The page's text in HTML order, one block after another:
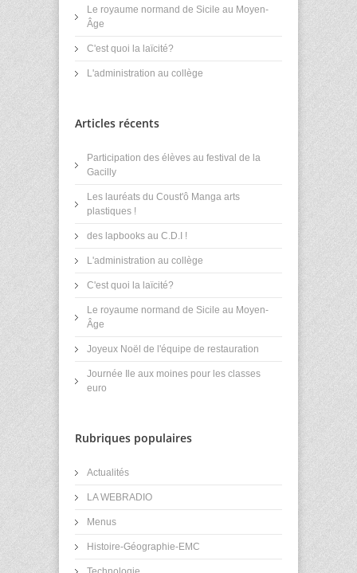
Le royaume normand de Sicile au Moyen-
Âge
C'est quoi la laïcité?
L'administration au collège
Articles récents
Participation des élèves au festival de la
Gacilly
Les lauréats du Coust'ô Manga arts
plastiques !
des lapbooks au C.D.I !
L'administration au collège
C'est quoi la laïcité?
Le royaume normand de Sicile au Moyen-
Âge
Joyeux Noël de l'équipe de restauration
Journée Ile aux moines pour les classes
euro
Rubriques populaires
Actualités
LA WEBRADIO
Menus
Histoire-Géographie-EMC